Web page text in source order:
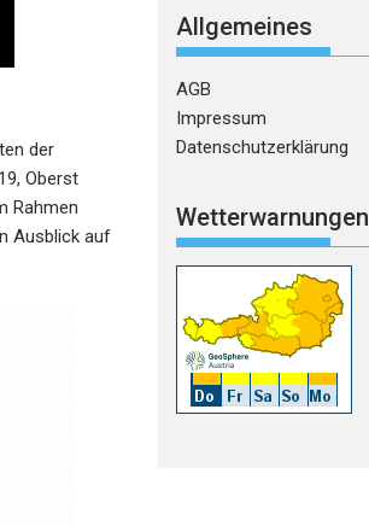
der
Oberst
Rahmen
Ausblick auf
Allgemeines
AGB
Impressum
Datenschutzerklärung
Wetterwarnungen